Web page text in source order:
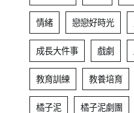
情緒 戀戀好時光
成長大件事 戲劇
教育訓練 教養培育
橘子泥 橘子泥劇團